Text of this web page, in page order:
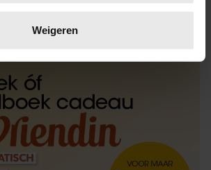
voorkeuren in het
om content en advertenties te
functies voor social media te bieden
te analyseren. Ook delen we
gebruik van onze site met onze
media, adverteren en analyse. Deze
Weigeren